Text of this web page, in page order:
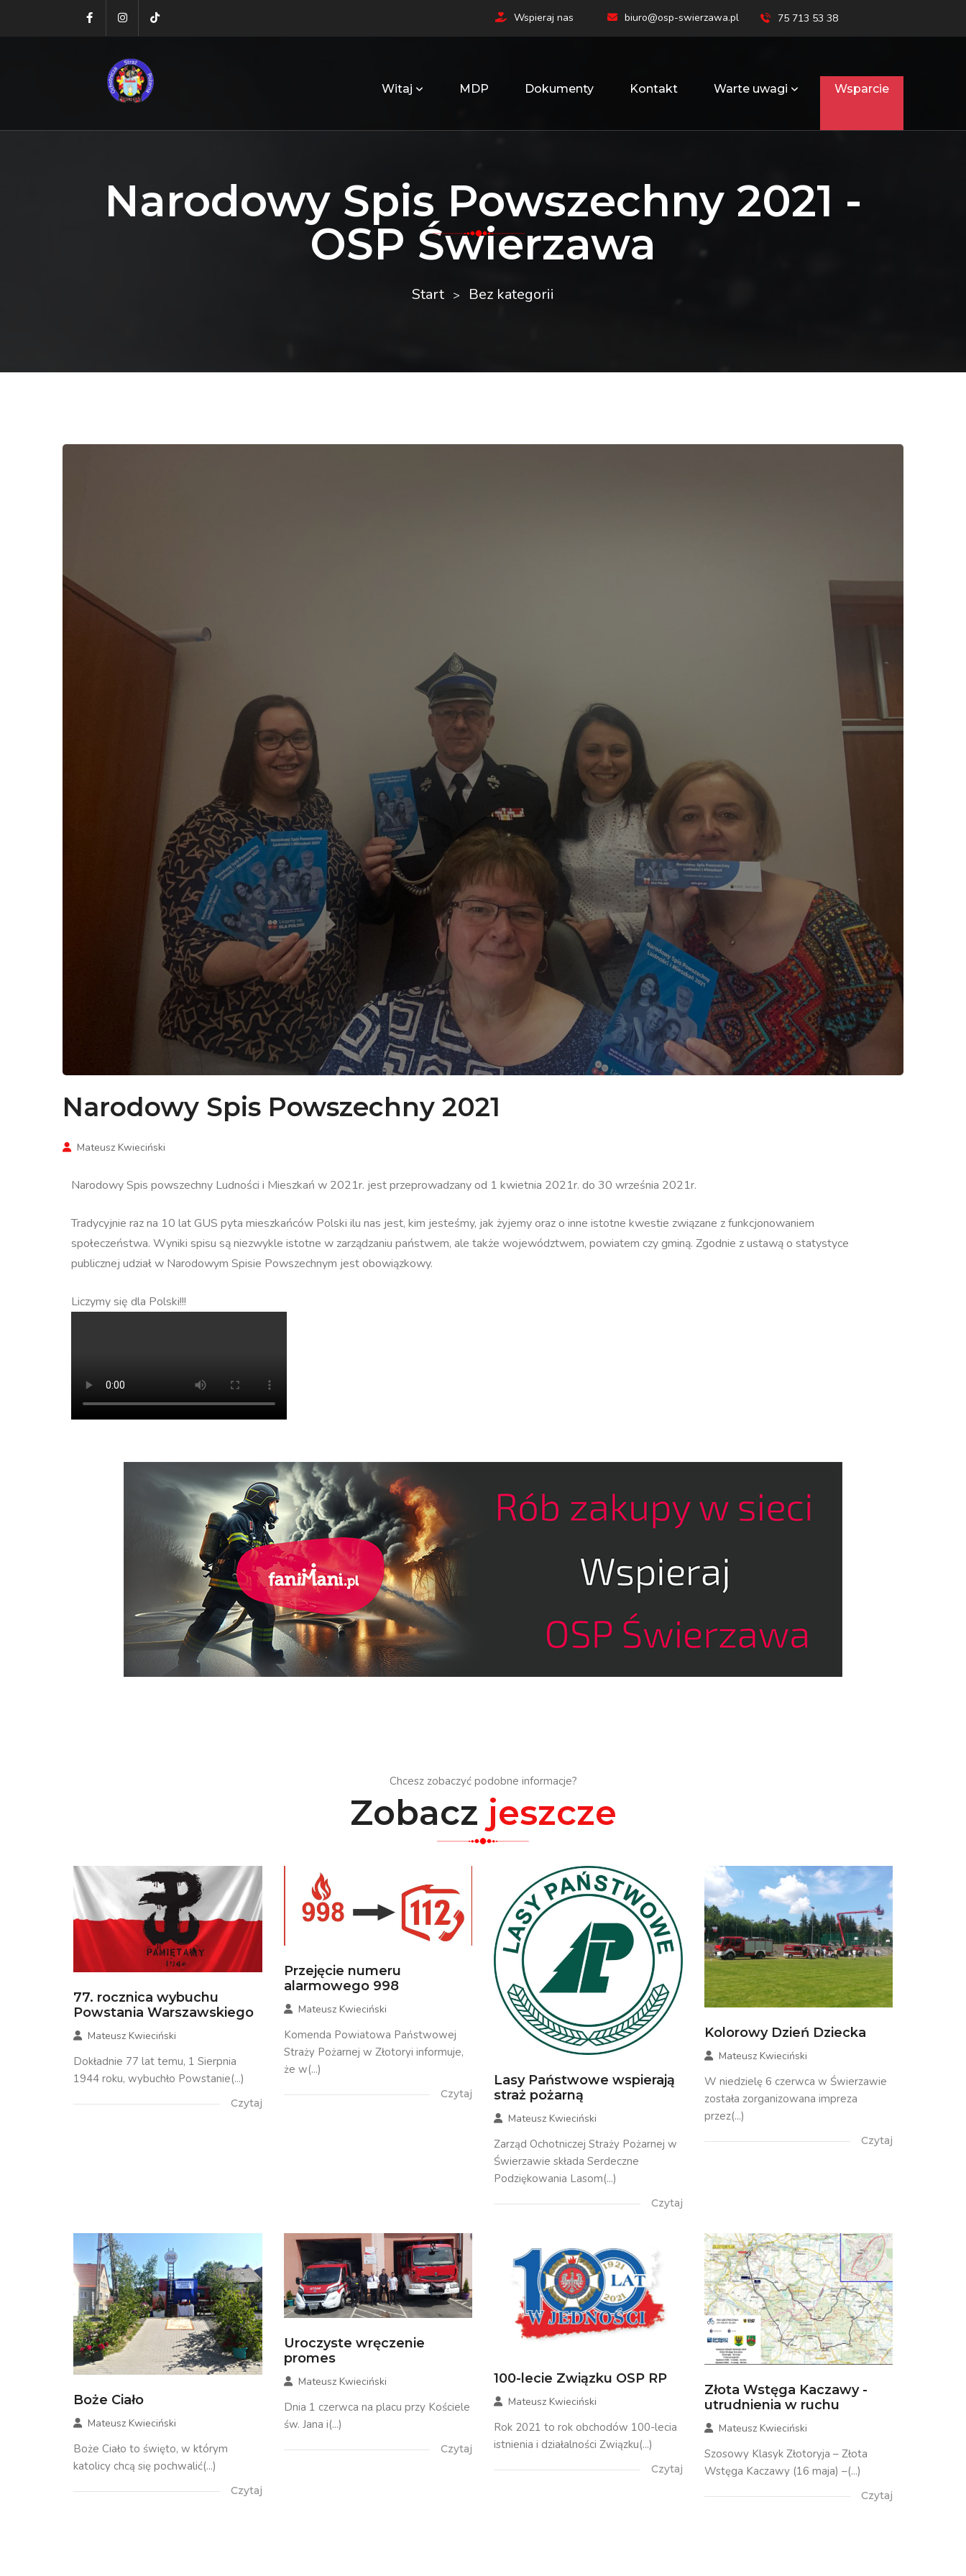
Wspieraj nas biuro@osp-swierzawa.pl 75 713 53 38
Witaj MDP Dokumenty Kontakt Warte uwagi Wsparcie
Narodowy Spis Powszechny 2021 -
OSP Świerzawa
Start Bez kategorii
Narodowy Spis Powszechny 2021
Mateusz Kwieciński
Narodowy Spis powszechny Ludności i Mieszkań w 2021r. jest przeprowadzany od 1 kwietnia 2021r. do 30 września 2021r.
Tradycyjnie raz na 10 lat GUS pyta mieszkańców Polski ilu nas jest, kim jesteśmy, jak żyjemy oraz o inne istotne kwestie związane z funkcjonowaniem
społeczeństwa. Wyniki spisu są niezwykle istotne w zarządzaniu państwem, ale także województwem, powiatem czy gminą. Zgodnie z ustawą o statystyce
publicznej udział w Narodowym Spisie Powszechnym jest obowiązkowy.
Liczymy się dla Polski!!!
Chcesz zobaczyć podobne informacje?
Zobacz jeszcze
77. rocznica wybuchu
Powstania Warszawskiego
Mateusz Kwieciński
Dokładnie 77 lat temu, 1 Sierpnia
1944 roku, wybuchło Powstanie(...)
Czytaj
Przejęcie numeru
alarmowego 998
Mateusz Kwieciński
Komenda Powiatowa Państwowej
Straży Pożarnej w Złotoryi informuje,
że w(...)
Czytaj
Lasy Państwowe wspierają
straż pożarną
Mateusz Kwieciński
Zarząd Ochotniczej Straży Pożarnej w
Świerzawie składa Serdeczne
Podziękowania Lasom(...)
Czytaj
Kolorowy Dzień Dziecka
Mateusz Kwieciński
W niedzielę 6 czerwca w Świerzawie
została zorganizowana impreza
przez(...)
Czytaj
Boże Ciało
Mateusz Kwieciński
Boże Ciało to święto, w którym
katolicy chcą się pochwalić(...)
Czytaj
Uroczyste wręczenie
promes
Mateusz Kwieciński
Dnia 1 czerwca na placu przy Kościele
św. Jana i(...)
Czytaj
100-lecie Związku OSP RP
Mateusz Kwieciński
Rok 2021 to rok obchodów 100-lecia
istnienia i działalności Związku(...)
Czytaj
Złota Wstęga Kaczawy -
utrudnienia w ruchu
Mateusz Kwieciński
Szosowy Klasyk Złotoryja – Złota
Wstęga Kaczawy (16 maja) –(...)
Czytaj